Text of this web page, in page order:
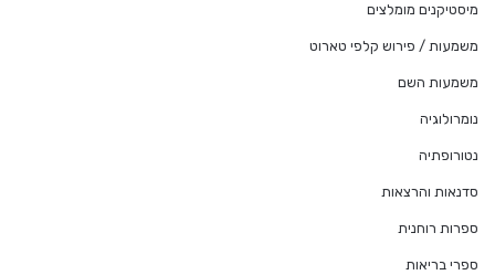
מיסטיקנים מומלצים
משמעות / פירוש קלפי טארוט
משמעות השם
נומרולוגיה
נטורופתיה
סדנאות והרצאות
ספרות רוחנית
ספרי בריאות